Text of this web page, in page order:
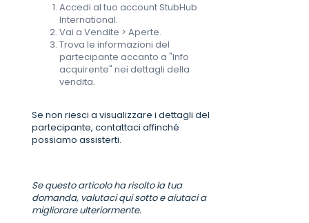
Accedi al tuo account StubHub
International.
Vai a Vendite > Aperte.
Trova le informazioni del
partecipante accanto a "Info
acquirente" nei dettagli della
vendita.
Se non riesci a visualizzare i dettagli del
partecipante, contattaci affinché
possiamo assisterti.
Se questo articolo ha risolto la tua
domanda, valutaci qui sotto e aiutaci a
migliorare ulteriormente.